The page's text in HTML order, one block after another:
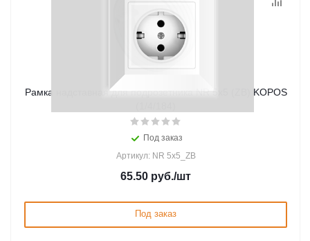
Рамка надставная для подрозетника NR 5x5 (ZB) KOPOS
Под заказ
Артикул: NR 5x5_ZB
65.50 руб./шт
Под заказ